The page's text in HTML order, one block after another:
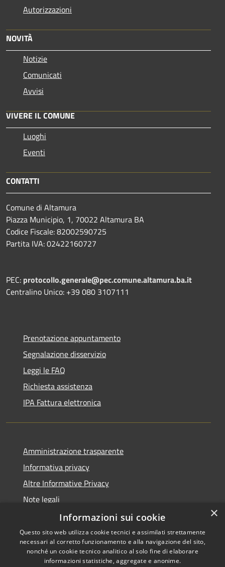
Autorizzazioni
NOVITÀ
Notizie
Comunicati
Avvisi
VIVERE IL COMUNE
Luoghi
Eventi
CONTATTI
Comune di Altamura
Piazza Municipio, 1, 70022 Altamura BA
Codice Fiscale: 82002590725
Partita IVA: 02422160727
PEC: protocollo.generale@pec.comune.altamura.ba.it
Centralino Unico: +39 080 3107111
Prenotazione appuntamento
Segnalazione disservizio
Leggi le FAQ
Richiesta assistenza
IPA Fattura elettronica
Amministrazione trasparente
Informativa privacy
Altre Informative Privacy
Note legali
Dichiarazione di accessibilità
×
Informazioni sui cookie
Questo sito web utilizza cookie tecnici e assimilati strettamente
necessari al corretto funzionamento e alla navigazione del sito,
nonché un cookie tecnico analitico al solo fine di elaborare
informazioni statistiche, aggregate e anonime.